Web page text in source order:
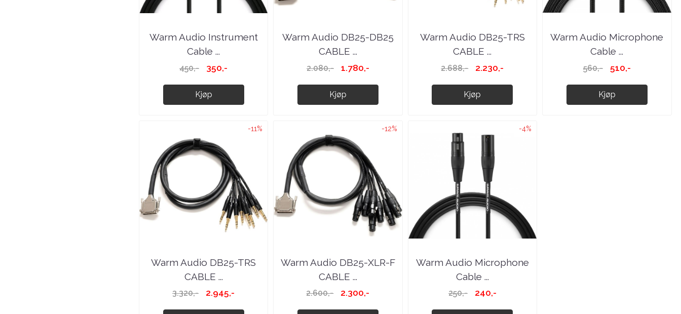
Warm Audio Instrument
Cable ...
450,- 350,-
Kjøp
Warm Audio DB25-DB25
CABLE ...
2.080,- 1.780,-
Kjøp
Warm Audio DB25-TRS
CABLE ...
2.688,- 2.230,-
Kjøp
Warm Audio Microphone
Cable ...
560,- 510,-
Kjøp
-11%
Warm Audio DB25-TRS
CABLE ...
3.320,- 2.945,-
-12%
Warm Audio DB25-XLR-F
CABLE ...
2.600,- 2.300,-
-4%
Warm Audio Microphone
Cable ...
250,- 240,-